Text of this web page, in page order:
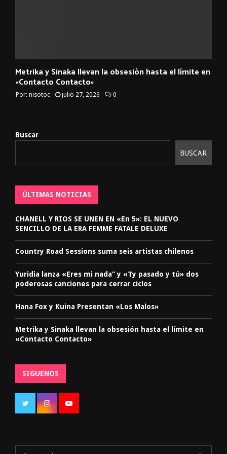
Metrika y Sinaka llevan la obsesión hasta el límite en
«Contacto Contacto»
Por: nisotoc julio 27, 2026 0
Buscar
BUSCAR
ÚLTIMAS NOTICIAS
CHANELL Y RIOS SE UNEN EN «En 5»: EL NUEVO
SENCILLO DE LA ERA FEMME FATALE DELUXE
Country Road Sessions suma seis artistas chilenos
Yuridia lanza «Eres mi nada” y «Ty pasado y tú» dos
poderosas canciones para cerrar ciclos
Hana Fox y Kuina Presentan «Los Malos»
Metrika y Sinaka llevan la obsesión hasta el límite en
«Contacto Contacto»
SIGUENOS